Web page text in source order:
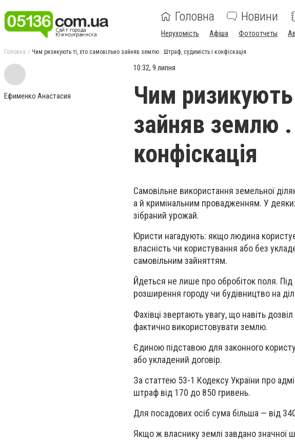
Головна Новини
Нерухомість Афіша Фотоотчеты
Головна Чим ризикують ті, хто самовільно зайняв землю . Штраф, судимість і конфіскація
Ефименко Анастасия
10:32, 9 липня
Чим ризикують
зайняв землю
конфіскація
Самовільне використання земельної
а й кримінальним провадженням. У
зібраний урожай.
Юристи нагадують: якщо людина
власність чи користування або без
самовільним зайняттям.
Йдеться не лише про обробіток поля.
розширення городу чи будівництво на
Фахівці звертають увагу, що навіть
фактично використовувати землю.
Єдиною підставою для законного
або укладений договір.
За статтею 53-1 Кодексу України про
штраф від 170 до 850 гривень.
Для посадових осіб сума більша — від
Якщо ж власнику землі завдано значної